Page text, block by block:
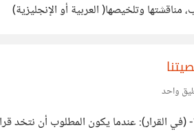
وتلخيصها( العربية أو الإنجليزية)
واحد
’’الـبـدايـات’’ من أخطر ما يؤثر على شخصيتنا 1- (في